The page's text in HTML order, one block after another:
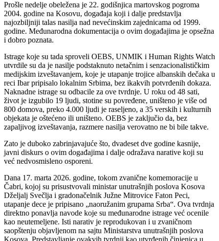
Prošle nedelje obeležena je 22. godišnjica martovskog pogroma
2004. godine na Kosovu, događaja koji i dalje predstavlja
najozbiljniji talas nasilja nad nevećinskim zajednicama od 1999.
godine. Međunarodna dokumentacija o ovim događajima je opsežna
i dobro poznata.
Istrage koje su tada sproveli OEBS, UNMIK i Human Rights Watch
utvrdile su da je nasilje podstaknuto netačnim i senzacionalističkim
medijskim izveštavanjem, koje je utapanje trojice albanskih dečaka u
reci Ibar pripisalo lokalnim Srbima, bez ikakvih potvrđenih dokaza.
Naknadne istrage su odbacile za ove tvrdnje. U roku od 48 sati,
život je izgubilo 19 ljudi, stotine su povređene, uništeno je više od
800 domova, preko 4.000 ljudi je raseljeno, a 35 verskih i kulturnih
objekata je oštećeno ili uništeno. OEBS je zaključio da, bez
zapaljivog izveštavanja, razmere nasilja verovatno ne bi bile takve.
Zato je duboko zabrinjavajuće što, dvadeset dve godine kasnije,
javni diskurs o ovim događajima i dalje odražava narative koji su
već nedvosmisleno osporeni.
Dana 17. marta 2026. godine, tokom zvanične komemoracije u
Čabri, kojoj su prisustvovali ministar unutrašnjih poslova Kosova
Dželjalj Svečlja i gradonačelnik Južne Mitrovice Faton Peci,
utapanje dece je pripisano „naoružanim grupama Srba“. Ova tvrdnja
direktno ponavlja navode koje su međunarodne istrage već ocenile
kao neutemeljene. Isti narativ je reprodukovan i u zvaničnom
saopštenju objavljenom na sajtu Ministarstva unutrašnjih poslova